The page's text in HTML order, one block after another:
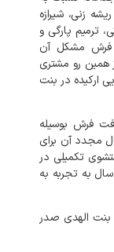
زنی، شیرازه
ترمیم پارگی و
فرش مشکل آن
همین رو مشتری
ارکیده در بنت
فرش بوسیله
مجدد آن برای
تکمیلی در
به تجربه به
بنت الهدی صدر